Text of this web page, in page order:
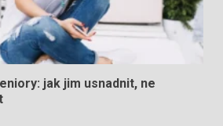
jak jim usnadnit, ne